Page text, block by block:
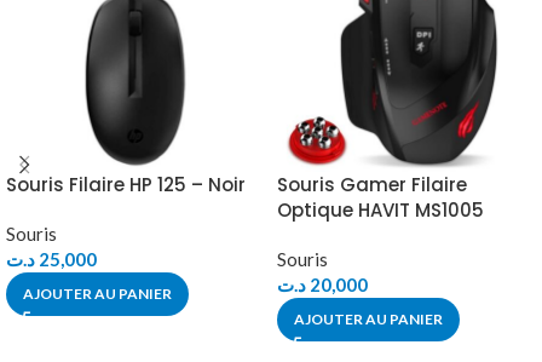
Souris Filaire HP 125 – Noir
Souris
25,000 د.ت
AJOUTER AU PANIER
Souris Gamer Filaire
Optique HAVIT MS1005
Souris
20,000 د.ت
AJOUTER AU PANIER